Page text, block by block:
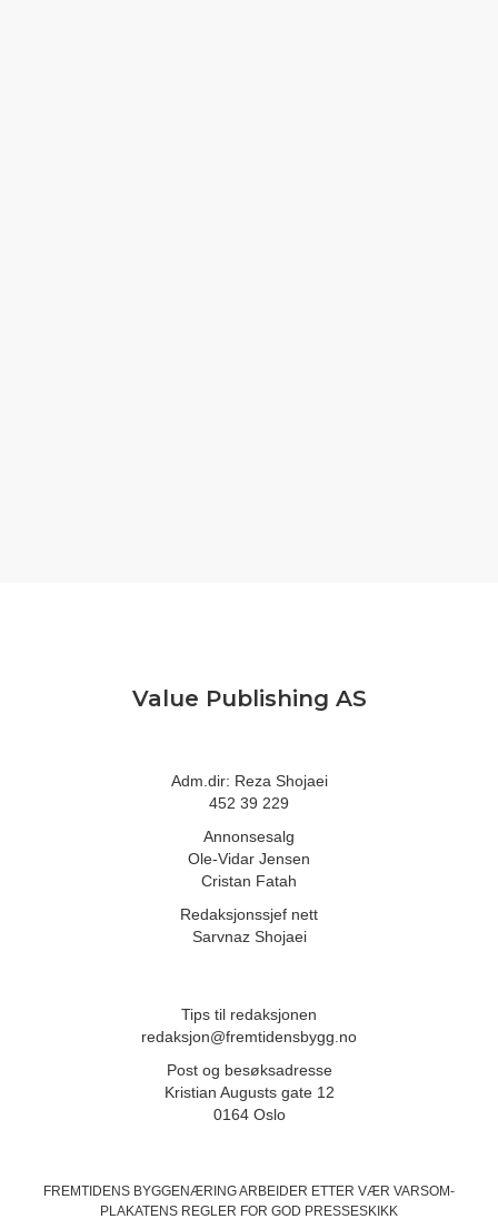
Value Publishing AS
Adm.dir: Reza Shojaei
452 39 229
Annonsesalg
Ole-Vidar Jensen
Cristan Fatah
Redaksjonssjef nett
Sarvnaz Shojaei
Tips til redaksjonen
redaksjon@fremtidensbygg.no
Post og besøksadresse
Kristian Augusts gate 12
0164 Oslo
FREMTIDENS BYGGENÆRING ARBEIDER ETTER VÆR VARSOM-
PLAKATENS REGLER FOR GOD PRESSESKIKK